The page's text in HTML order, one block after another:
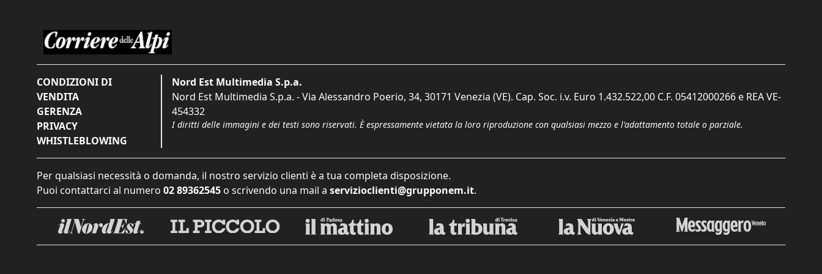
CONDIZIONI DI
VENDITA
GERENZA
PRIVACY
WHISTLEBLOWING
Nord Est Multimedia S.p.a.
Nord Est Multimedia S.p.a. - Via Alessandro Poerio, 34, 30171 Venezia (VE). Cap. Soc. i.v. Euro 1.432.522,00 C.F. 05412000266 e REA VE-
454332
I diritti delle immagini e dei testi sono riservati. È espressamente vietata la loro riproduzione con qualsiasi mezzo e l'adattamento totale o parziale.
Per qualsiasi necessità o domanda, il nostro servizio clienti è a tua completa disposizione.
Puoi contattarci al numero 02 89362545 o scrivendo una mail a servizioclienti@grupponem.it.